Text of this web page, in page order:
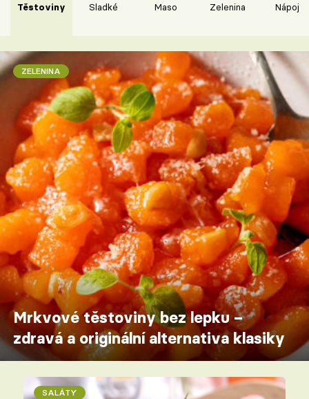
Těstoviny Sladké Maso Zelenina Nápoje
ZELENINA
Mrkvové těstoviny bez lepku –
zdravá a originální alternativa klasiky
SALÁTY